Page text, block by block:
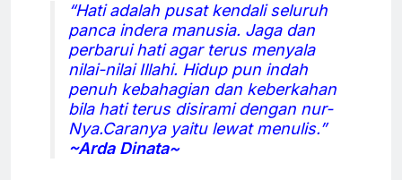
“Hati adalah pusat kendali seluruh
panca indera manusia. Jaga dan
perbarui hati agar terus menyala
nilai-nilai Illahi. Hidup pun indah
penuh kebahagian dan keberkahan
bila hati terus disirami dengan nur-
Nya.Caranya yaitu lewat menulis.”
~Arda Dinata~